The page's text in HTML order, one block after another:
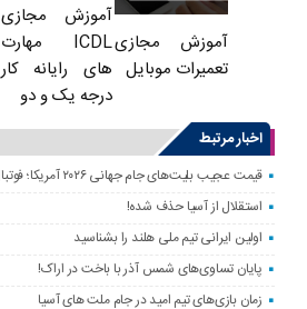
آموزش مجازی
تعمیرات موبایل
آموزش مجازی
ICDL مهارت
های رایانه کار
درجه یک و دو
اخبار مرتبط
قیمت عجیب بلیت‌های جام جهانی ۲۰۲۶ آمریکا؛ فوتبال فقط برای مایه‌دارها!
استقلال از آسیا حذف شده!
اولین ایرانی تیم ملی هلند را بشناسید
پایان تساوی‌های شمس آذر با باخت در اراک!
زمان بازی‌های تیم امید در جام ملت های آسیا